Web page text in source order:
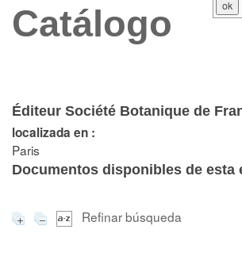
Catálogo
Éditeur Société Botanique de
localizada en :
Paris
Documentos disponibles de esta
Refinar búsqueda